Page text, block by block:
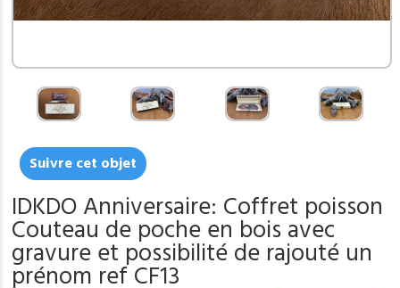
Suivre cet objet
IDKDO Anniversaire: Coffret poisson
Couteau de poche en bois avec
gravure et possibilité de rajouté un
prénom ref CF13